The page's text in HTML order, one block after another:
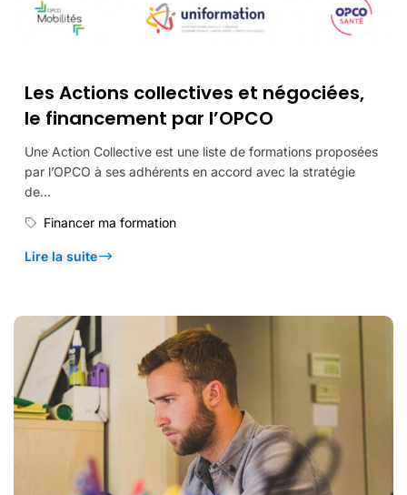
Les Actions collectives et négociées,
le financement par l’OPCO
Une Action Collective est une liste de formations proposées
par l’OPCO à ses adhérents en accord avec la stratégie
de...
Financer ma formation
Lire la suite